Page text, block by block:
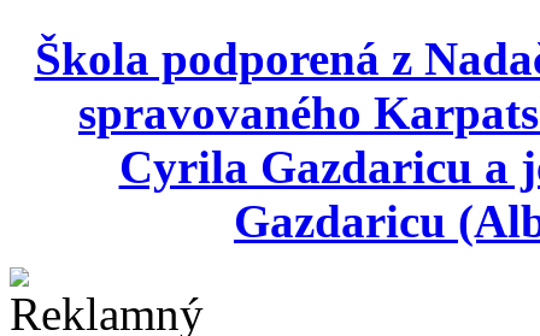
Škola podporená z
spravovaného
Cyrila Gazdaricu a
Gazdaricu